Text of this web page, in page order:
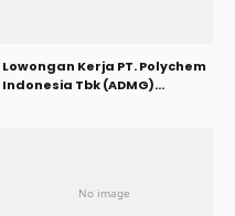
Lowongan Kerja PT. Polychem
Indonesia Tbk (ADMG)